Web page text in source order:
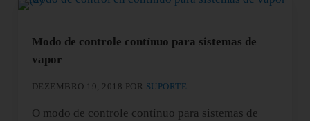
Modo de controle contínuo para sistemas de
vapor
DEZEMBRO 19, 2018 POR SUPORTE
O modo de controle contínuo para sistemas de